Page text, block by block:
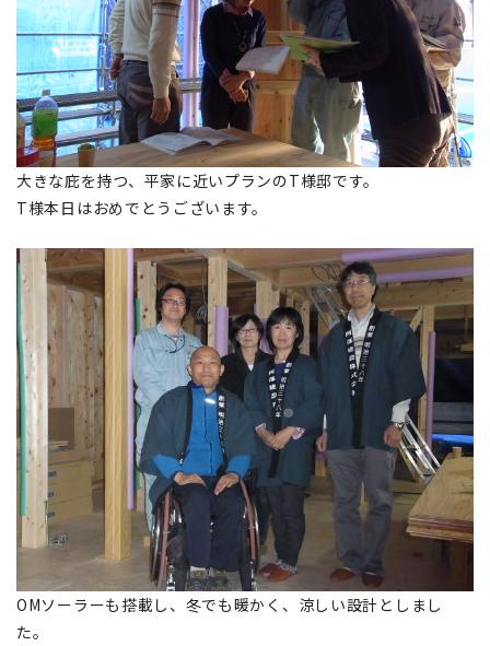
大きな庇を持つ、平家に近いプランのT様邸です。
T様本日はおめでとうございます。
OMソーラーも搭載し、冬でも暖かく、涼しい設計としまし
た。